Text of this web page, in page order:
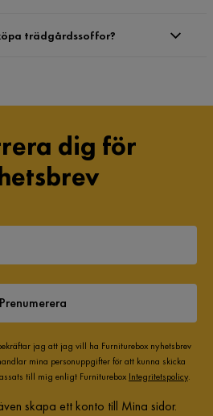
trädgårdssoffor?
dig för
Prenumerera
jag att jag vill ha Furniturebox nyhetsbrev
mina personuppgifter för att kunna skicka
till mig enligt Furniturebox Integritetspolicy.
skapa ett konto till Mina sidor.